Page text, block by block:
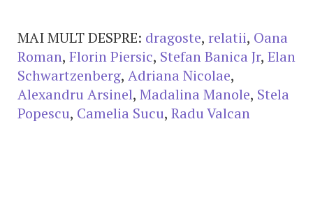
MAI MULT DESPRE: dragoste, relatii, Oana
Roman, Florin Piersic, Stefan Banica Jr, Elan
Schwartzenberg, Adriana Nicolae,
Alexandru Arsinel, Madalina Manole, Stela
Popescu, Camelia Sucu, Radu Valcan